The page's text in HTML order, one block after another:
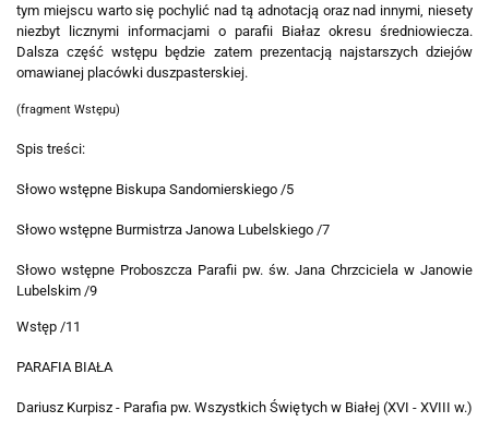
tym miejscu warto się pochylić nad tą adnotacją oraz nad innymi, niesety
niezbyt licznymi informacjami o parafii Białaz okresu średniowiecza.
Dalsza część wstępu będzie zatem prezentacją najstarszych dziejów
omawianej placówki duszpasterskiej.
(fragment Wstępu)
Spis treści:
Słowo wstępne Biskupa Sandomierskiego /5
Słowo wstępne Burmistrza Janowa Lubelskiego /7
Słowo wstępne Proboszcza Parafii pw. św. Jana Chrzciciela w Janowie
Lubelskim /9
Wstęp /11
PARAFIA BIAŁA
Dariusz Kurpisz - Parafia pw. Wszystkich Świętych w Białej (XVI - XVIII w.)